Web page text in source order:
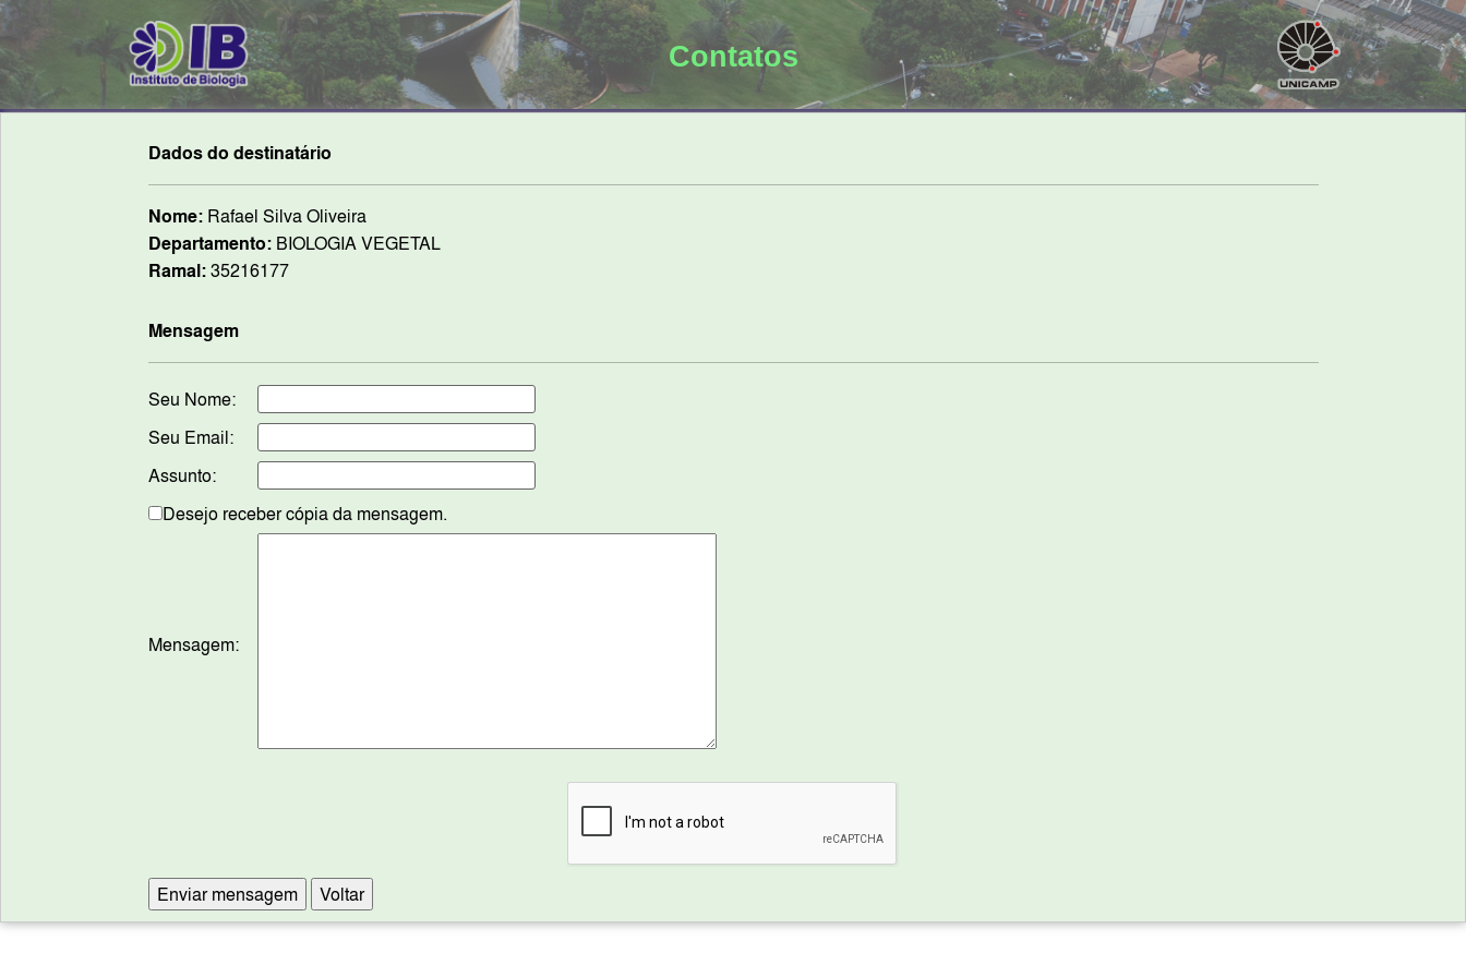
Contatos
Dados do destinatário
Nome:Rafael Silva Oliveira
Departamento:BIOLOGIA VEGETAL
Ramal:35216177
Mensagem
Seu Nome:
Seu Email:
Assunto:
Desejo receber cópia da mensagem.
Mensagem: